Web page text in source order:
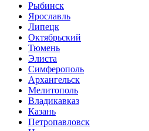
Рыбинск
Ярославль
Липецк
Октябрьский
Тюмень
Элиста
Симферополь
Архангельск
Мелитополь
Владикавказ
Казань
Петропавловск